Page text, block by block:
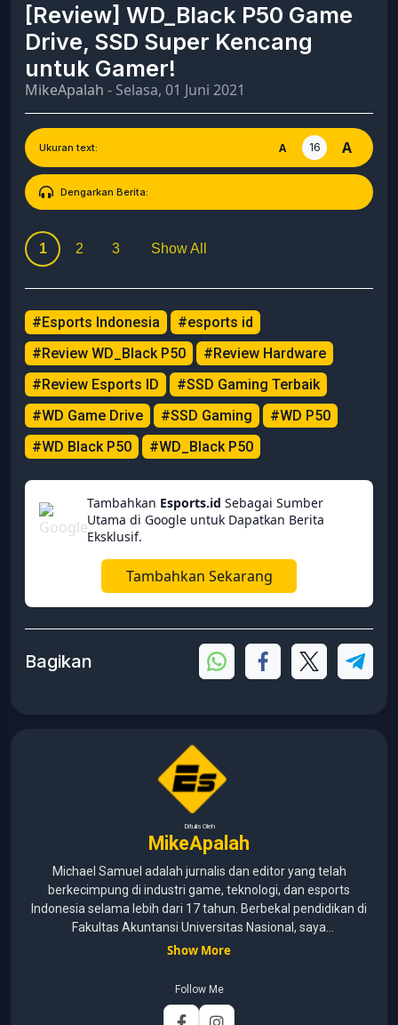
[Review] WD_Black P50 Game
Drive, SSD Super Kencang
untuk Gamer!
MikeApalah - Selasa, 01 Juni 2021
Ukuran text: A 16 A
Dengarkan Berita:
1 2 3 Show All
#Esports Indonesia
#esports id
#Review WD_Black P50
#Review Hardware
#Review Esports ID
#SSD Gaming Terbaik
#WD Game Drive
#SSD Gaming
#WD P50
#WD Black P50
#WD_Black P50
Tambahkan Esports.id Sebagai Sumber
Utama di Google untuk Dapatkan Berita
Eksklusif.
Tambahkan Sekarang
Bagikan
Ditulis Oleh
MikeApalah
Michael Samuel adalah jurnalis dan editor yang telah
berkecimpung di industri game, teknologi, dan esports
Indonesia selama lebih dari 17 tahun. Berbekal pendidikan di
Fakultas Akuntansi Universitas Nasional, saya
menggabungkan kemampuan analisis dengan pengalaman
pernah menangani berbagai peran, mulai dari reporter, editor,
marketing, business development, hingga Editor in Chief.
Fokus utamanya adalah menghadirkan tulisan yang
Show More
Follow Me